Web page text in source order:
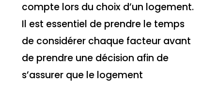
compte lors du choix d’un logement.
Il est essentiel de prendre le temps
de considérer chaque facteur avant
de prendre une décision afin de
s’assurer que le logement